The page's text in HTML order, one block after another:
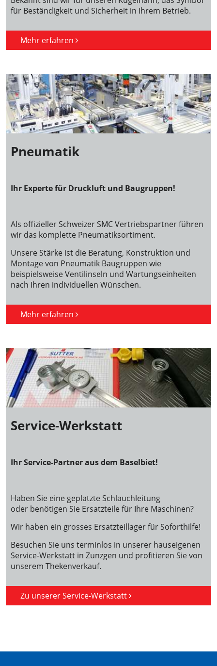
für Beständigkeit und Sicherheit in Ihrem Betrieb.
Mehr erfahren
Pneumatik
Ihr Experte für Druckluft und Baugruppen!
Als offizieller Schweizer SMC Vertriebspartner führen
wir das komplette Pneumatiksortiment.
Unsere Stärke ist die Beratung, Konstruktion und
Montage von Pneumatik Baugruppen wie
beispielsweise Ventilinseln und Wartungseinheiten
nach Ihren individuellen Wünschen.
Mehr erfahren
Service-Werkstatt
Ihr Service-Partner aus dem Baselbiet!
Haben Sie eine geplatzte Schlauchleitung
oder benötigen Sie Ersatzteile für Ihre Maschinen?
Wir haben ein grosses Ersatzteillager für Soforthilfe!
Besuchen Sie uns terminlos in unserer hauseigenen
Service-Werkstatt in Zunzgen und profitieren Sie von
unserem Thekenverkauf.
Zu unserer Service-Werkstatt